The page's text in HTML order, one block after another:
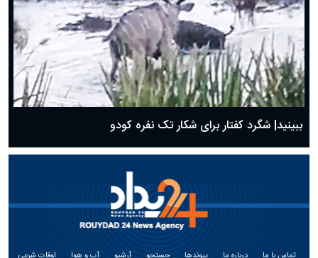
ببینید| شگرد کفتار برای شکار تک نفره کودو